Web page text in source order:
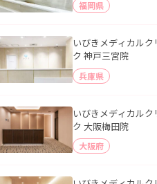
福岡県
いびきメディカルク
ク 神戸三宮院
兵庫県
いびきメディカルク
ク 大阪梅田院
大阪府